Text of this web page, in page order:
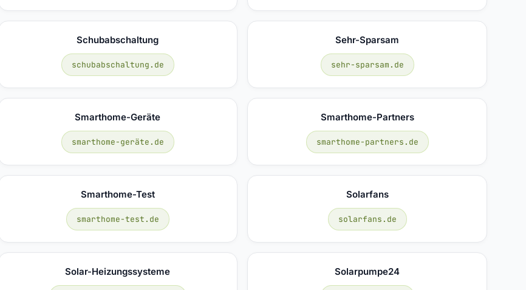
Schubabschaltung
schubabschaltung.de
Sehr-Sparsam
sehr-sparsam.de
Smarthome-Geräte
smarthome-geräte.de
Smarthome-Partners
smarthome-partners.de
Smarthome-Test
smarthome-test.de
Solarfans
solarfans.de
Solar-Heizungssysteme Solarpumpe24